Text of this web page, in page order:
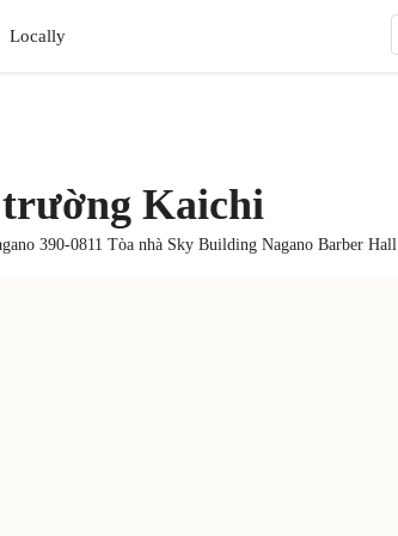
Locally
Kaichi
390-0811 Tòa nhà Sky Building Nagano Barber Hall